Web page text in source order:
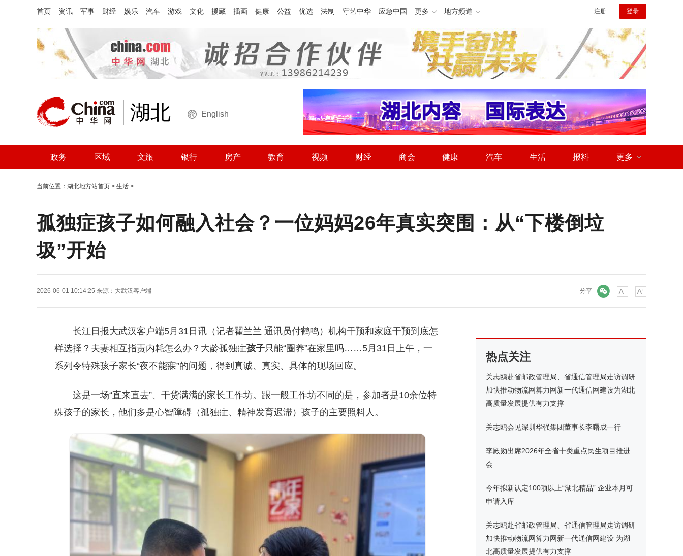
首页 资讯 军事 财经 娱乐 汽车 游戏 文化 援藏 插画 健康 公益 优选 法制 守艺中华 应急中国 更多 地方频道 注册 登录
湖北 English
政务 区域 文旅 银行 房产 教育 视频 财经 商会 健康 汽车 生活 报料 更多
当前位置： 湖北地方站首页 > 生活 >
孤独症孩子如何融入社会？一位妈妈26年真实突围：从“下楼倒垃
圾”开始
2026-06-01 10:14:25 来源： 大武汉客户端 分享
长江日报大武汉客户端5月31日讯（记者翟兰兰 通讯员付鹤鸣）机构干预和家庭干预到底怎
样选择？夫妻相互指责内耗怎么办？大龄孤独症孩子只能“圈养”在家里吗……5月31日上午，一
系列令特殊孩子家长“夜不能寐”的问题，得到真诚、真实、具体的现场回应。
这是一场“直来直去”、干货满满的家长工作坊。跟一般工作坊不同的是，参加者是10余位特
殊孩子的家长，他们多是心智障碍（孤独症、精神发育迟滞）孩子的主要照料人。
热点关注
关志鸥赴省邮政管理局、省通信管理局走访调研
加快推动物流网算力网新一代通信网建设为湖北
高质量发展提供有力支撑
关志鸥会见深圳华强集团董事长李曙成一行
李殿勋出席2026年全省十类重点民生项目推进
会
今年拟新认定100项以上“湖北精品” 企业本月可
申请入库
关志鸥赴省邮政管理局、省通信管理局走访调研
加快推动物流网算力网新一代通信网建设 为湖
北高质量发展提供有力支撑